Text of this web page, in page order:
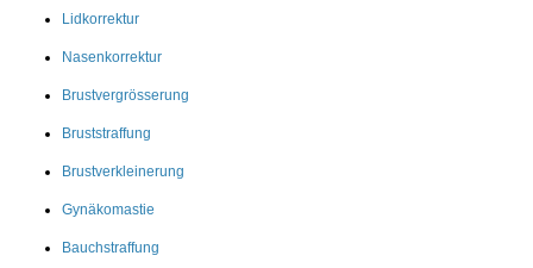
Lidkorrektur
Nasenkorrektur
Brustvergrösserung
Bruststraffung
Brustverkleinerung
Gynäkomastie
Bauchstraffung